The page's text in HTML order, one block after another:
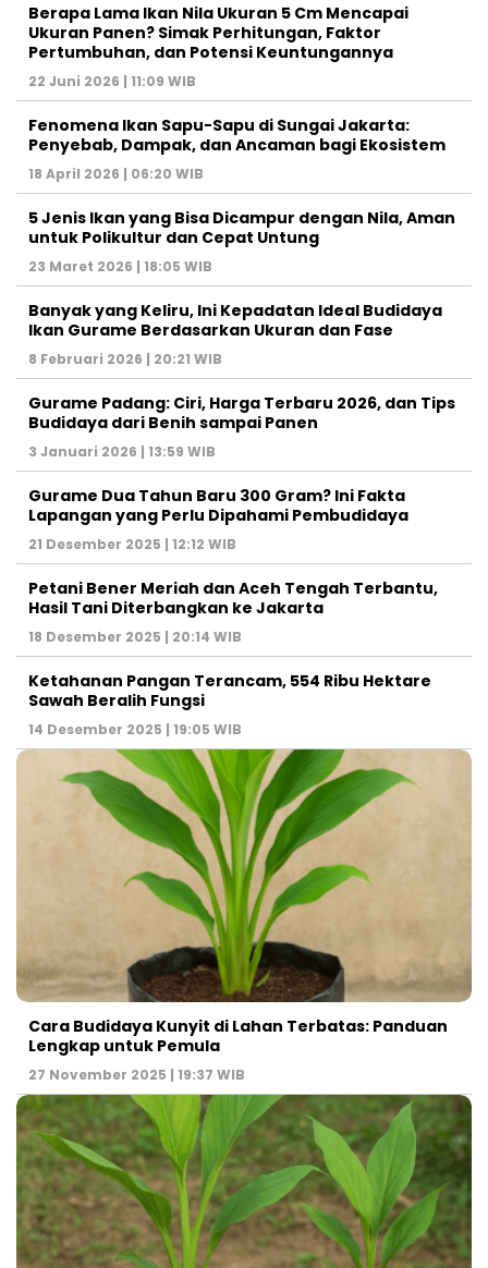
Berapa Lama Ikan Nila Ukuran 5 Cm Mencapai
Ukuran Panen? Simak Perhitungan, Faktor
Pertumbuhan, dan Potensi Keuntungannya
22 Juni 2026 | 11:09 WIB
Fenomena Ikan Sapu-Sapu di Sungai Jakarta:
Penyebab, Dampak, dan Ancaman bagi Ekosistem
18 April 2026 | 06:20 WIB
5 Jenis Ikan yang Bisa Dicampur dengan Nila, Aman
untuk Polikultur dan Cepat Untung
23 Maret 2026 | 18:05 WIB
Banyak yang Keliru, Ini Kepadatan Ideal Budidaya
Ikan Gurame Berdasarkan Ukuran dan Fase
8 Februari 2026 | 20:21 WIB
Gurame Padang: Ciri, Harga Terbaru 2026, dan Tips
Budidaya dari Benih sampai Panen
3 Januari 2026 | 13:59 WIB
Gurame Dua Tahun Baru 300 Gram? Ini Fakta
Lapangan yang Perlu Dipahami Pembudidaya
21 Desember 2025 | 12:12 WIB
Petani Bener Meriah dan Aceh Tengah Terbantu,
Hasil Tani Diterbangkan ke Jakarta
18 Desember 2025 | 20:14 WIB
Ketahanan Pangan Terancam, 554 Ribu Hektare
Sawah Beralih Fungsi
14 Desember 2025 | 19:05 WIB
Cara Budidaya Kunyit di Lahan Terbatas: Panduan
Lengkap untuk Pemula
27 November 2025 | 19:37 WIB